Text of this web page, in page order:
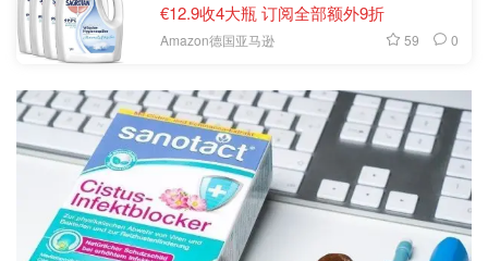
€12.9收4大瓶 订阅全部额外9折
Amazon德国亚马逊 59 0